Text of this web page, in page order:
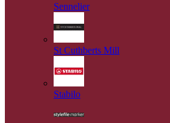
Sennelier
St Cuthberts Mill
Stabilo